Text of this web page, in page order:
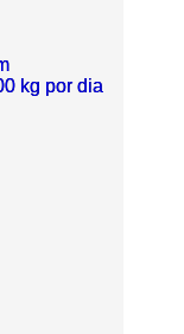
kg por dia